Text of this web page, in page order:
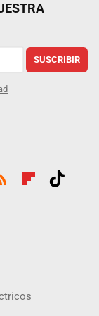
SUSCRIBIR